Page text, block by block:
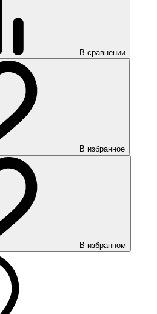
В сравнении
В избранное
В избранном